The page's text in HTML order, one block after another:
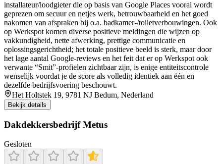
installateur/loodgieter die op basis van Google Places vooral wordt
geprezen om secuur en netjes werk, betrouwbaarheid en het goed
nakomen van afspraken bij o.a. badkamer-/toiletverbouwingen. Ook
op Werkspot komen diverse positieve meldingen die wijzen op
vakkundigheid, nette afwerking, prettige communicatie en
oplossingsgerichtheid; het totale positieve beeld is sterk, maar door
het lage aantal Google-reviews en het feit dat er op Werkspot ook
verwante “Smit”-profielen zichtbaar zijn, is enige entiteitscontrole
wenselijk voordat je de score als volledig identiek aan één en
dezelfde bedrijfsvoering beschouwt.
Het Holtstek 19, 9781 NJ Bedum, Nederland
Bekijk details
Dakdekkersbedrijf Metus
Gesloten